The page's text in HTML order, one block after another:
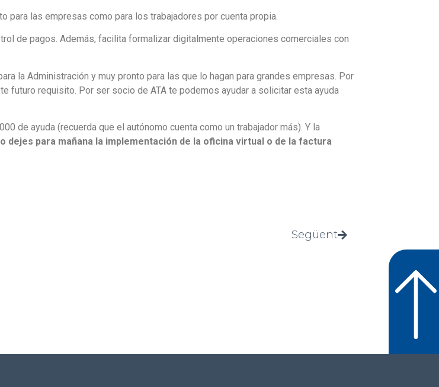
para las empresas como para los trabajadores por cuenta propia.
de pagos. Además, facilita formalizar digitalmente operaciones comerciales con
la Administración y muy pronto para las que lo hagan para grandes empresas. Por
futuro requisito. Por ser socio de ATA te podemos ayudar a solicitar esta ayuda
de ayuda (recuerda que el autónomo cuenta como un trabajador más). Y la
dejes para mañana la implementación de la oficina virtual o de la factura
Següent